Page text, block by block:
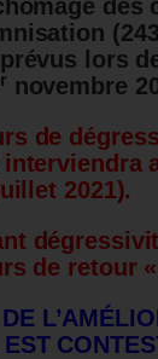
des
lors
novembre
de
2021).
de retour